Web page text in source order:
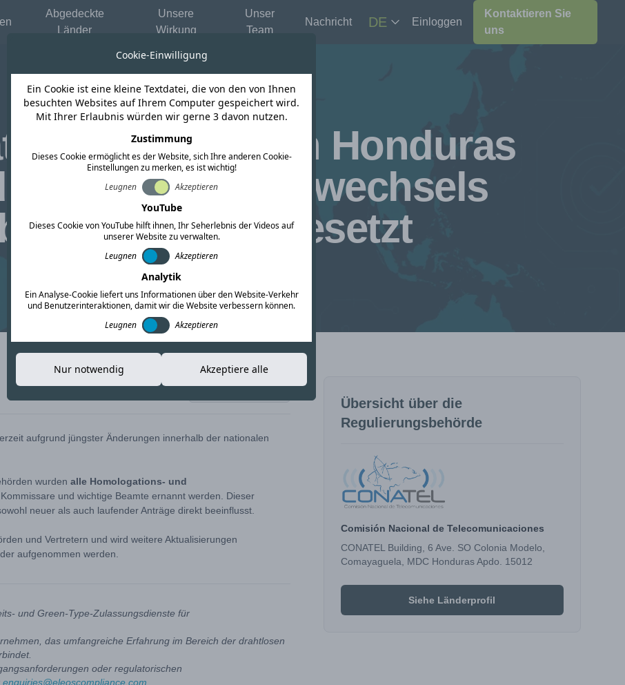
Abgedeckte
Länder
Unsere
Wirkung
Unser
Team
Nachricht DE Einloggen
Kontaktieren Sie
uns
Honduras
in Honduras
des Regierungswechsels
ausgesetzt
Link kopieren
aufgrund jüngster Änderungen innerhalb der nationalen
wurden alle Homologations- und
Kommissare und wichtige Beamte ernannt werden. Dieser
neuer als auch laufender Anträge direkt beeinflusst.
und Vertretern und wird weitere Aktualisierungen
aufgenommen werden.
und Green-Type-Zulassungsdienste für
das umfangreiche Erfahrung im Bereich der drahtlosen
oder regulatorischen
enquiries@eleoscompliance.com
Übersicht über die
Regulierungsbehörde
Comisión Nacional de Telecomunicaciones
CONATEL Building, 6 Ave. SO Colonia Modelo,
Comayaguela, MDC Honduras Apdo. 15012
Siehe Länderprofil
Cookie-Einwilligung
Ein Cookie ist eine kleine Textdatei, die von den von Ihnen
besuchten Websites auf Ihrem Computer gespeichert wird.
Mit Ihrer Erlaubnis würden wir gerne 3 davon nutzen.
Zustimmung
Dieses Cookie ermöglicht es der Website, sich Ihre anderen Cookie-
Einstellungen zu merken, es ist wichtig!
Leugnen
Akzeptieren
YouTube
Dieses Cookie von YouTube hilft ihnen, Ihr Seherlebnis der Videos auf
unserer Website zu verwalten.
Leugnen
Akzeptieren
Analytik
Ein Analyse-Cookie liefert uns Informationen über den Website-Verkehr
und Benutzerinteraktionen, damit wir die Website verbessern können.
Leugnen
Akzeptieren
Nur notwendig Akzeptiere alle